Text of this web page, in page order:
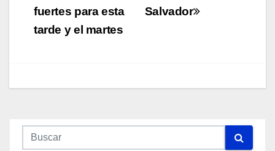
Salvador
fuertes para esta
tarde y el martes